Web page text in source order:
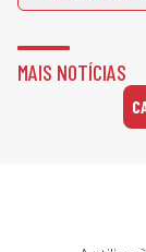
MAIS NOTÍCIAS